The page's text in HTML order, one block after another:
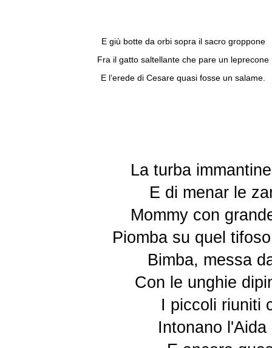
E giù botte da orbi sopra il sacro groppone
Fra il gatto saltellante che pare un leprecone
E l’erede di Cesare quasi fosse un salame.
La turba
E di menar le
Mommy con
Piomba su quel
Bimba, messa
Con le unghie
I piccoli riuniti
Intonano